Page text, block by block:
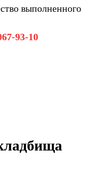
выполненного
93-10